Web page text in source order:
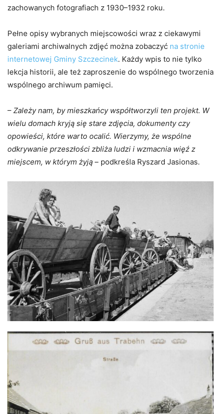
zachowanych fotografiach z 1930–1932 roku.
Pełne opisy wybranych miejscowości wraz z ciekawymi
galeriami archiwalnych zdjęć można zobaczyć na stronie
internetowej Gminy Szczecinek. Każdy wpis to nie tylko
lekcja historii, ale też zaproszenie do wspólnego tworzenia
wspólnego archiwum pamięci.
– Zależy nam, by mieszkańcy współtworzyli ten projekt. W
wielu domach kryją się stare zdjęcia, dokumenty czy
opowieści, które warto ocalić. Wierzymy, że wspólne
odkrywanie przeszłości zbliża ludzi i wzmacnia więź z
miejscem, w którym żyją – podkreśla Ryszard Jasionas.